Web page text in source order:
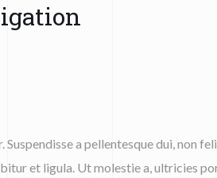
a pellentesque dui, non
et ligula. Ut molestie a, ultricies